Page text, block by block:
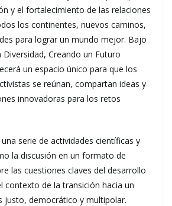
y el fortalecimiento de las relaciones
los continentes, nuevos caminos,
para lograr un mundo mejor. Bajo
Diversidad, Creando un Futuro
un espacio único para que los
se reúnan, compartan ideas y
innovadoras para los retos
serie de actividades científicas y
la discusión en un formato de
las cuestiones claves del desarrollo
contexto de la transición hacia un
justo, democrático y multipolar.